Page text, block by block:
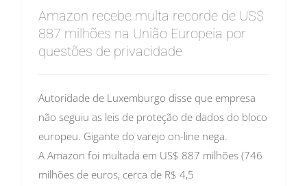
Amazon recebe multa recorde de US$
887 milhões na União Europeia por
questões de privacidade
Autoridade de Luxemburgo disse que empresa
não seguiu as leis de proteção de dados do bloco
europeu. Gigante do varejo on-line nega.
A Amazon foi multada em US$ 887 milhões (746
milhões de euros, cerca de R$ 4,5